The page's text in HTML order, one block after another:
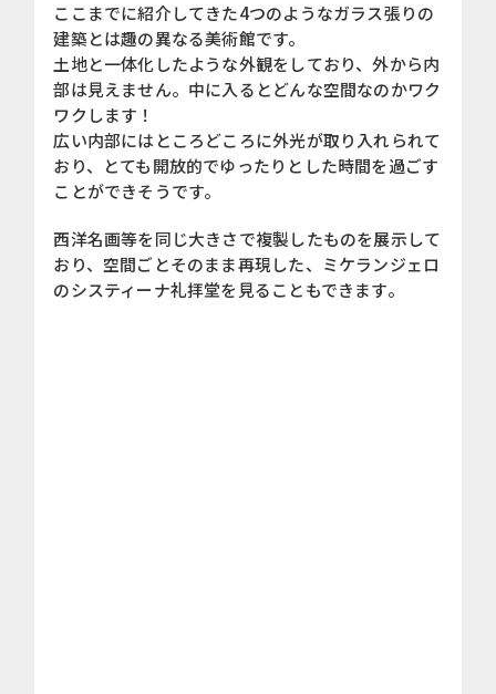
ここまでに紹介してきた4つのようなガラス張りの
建築とは趣の異なる美術館です。
土地と一体化したような外観をしており、外から内
部は見えません。中に入るとどんな空間なのかワク
ワクします！
広い内部にはところどころに外光が取り入れられて
おり、とても開放的でゆったりとした時間を過ごす
ことができそうです。
西洋名画等を同じ大きさで複製したものを展示して
おり、空間ごとそのまま再現した、ミケランジェロ
のシスティーナ礼拝堂を見ることもできます。